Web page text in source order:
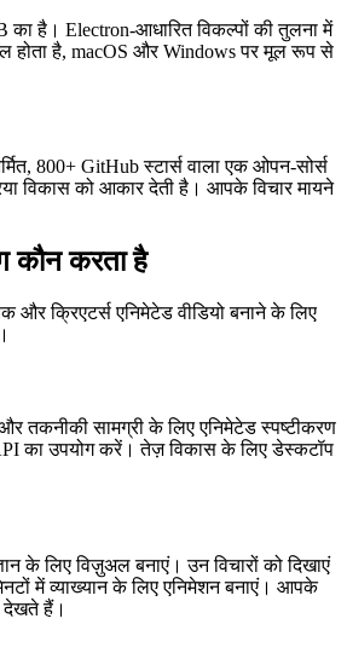
है। Electron-आधारित विकल्पों की तुलना में
होता है, macOS और Windows पर मूल रूप से
800+ GitHub स्टार्स वाला एक ओपन-सोर्स
विकास को आकार देती है। आपके विचार मायने
कौन करता है
और क्रिएटर्स एनिमेटेड वीडियो बनाने के लिए
तकनीकी सामग्री के लिए एनिमेटेड स्पष्टीकरण
का उपयोग करें। तेज़ विकास के लिए डेस्कटॉप
के लिए विज़ुअल बनाएं। उन विचारों को दिखाएं
में व्याख्यान के लिए एनिमेशन बनाएं। आपके
देखते हैं।